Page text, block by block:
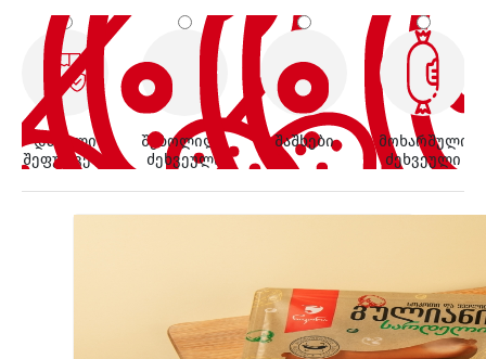
დაცული
შეფუთვები
შებოლილი
ძეხვეული
შაშხები
მოხარშული
ძეხვეული